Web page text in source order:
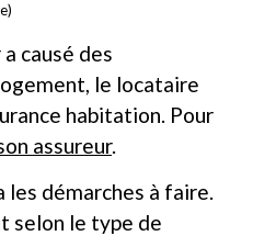
causé des
le locataire
habitation. Pour
assureur.
les démarches à faire.
selon le type de